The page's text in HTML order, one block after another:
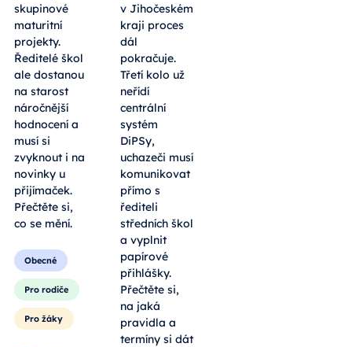
skupinové
maturitní
projekty.
Ředitelé škol
ale dostanou
na starost
náročnější
hodnocení a
musí si
zvyknout i na
novinky u
přijímaček.
Přečtěte si,
co se mění.
Obecné
Pro rodiče
Pro žáky
v Jihočeském
kraji proces
dál
pokračuje.
Třetí kolo už
neřídí
centrální
systém
DiPSy,
uchazeči musí
komunikovat
přímo s
řediteli
středních škol
a vyplnit
papírové
přihlášky.
Přečtěte si,
na jaká
pravidla a
termíny si dát